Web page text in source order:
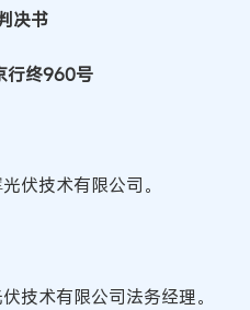
决书
行终960号
伏技术有限公司。
技术有限公司法务经理。